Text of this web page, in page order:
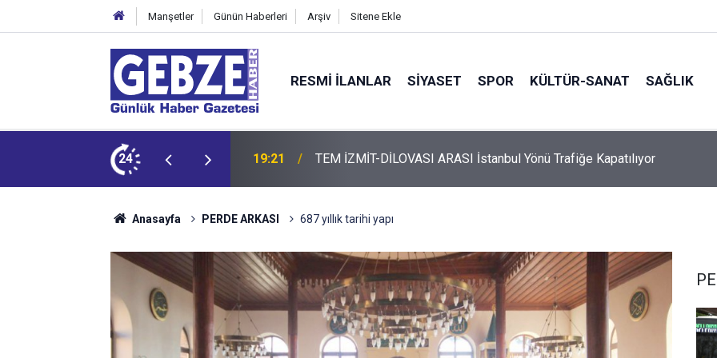
Manşetler Günün Haberleri Arşiv Sitene Ekle
RESMI İLANLAR SİYASET SPOR KÜLTÜR-SANAT SAĞLIK
24
DİLOVASI ARASI İstanbul Yönü Trafiğe Kapatılıyor 19:20 GTO'dan Üyelerine Ticari Fırsat
Anasayfa PERDE ARKASI 687 yıllık tarihi yapı